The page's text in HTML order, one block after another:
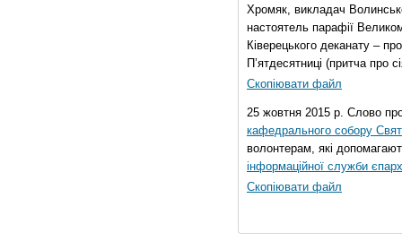
Хромяк, викладач
настоятель парафії
Ківерецького деканату –
П’ятдесятниці (притча про
Скопіювати файл
25 жовтня 2015 р. Слово
кафедрального собору
волонтерам, які
інформаційної служби
Скопіювати файл